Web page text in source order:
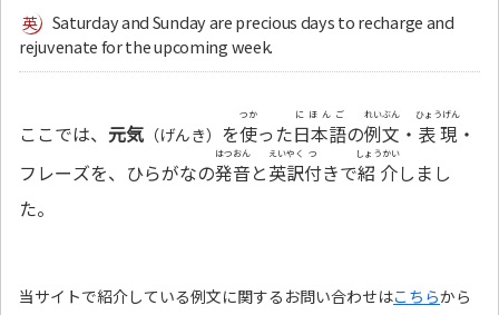
Saturday and Sunday are precious days to recharge and
rejuvenate for the upcoming week.
ここでは、 元気 （げんき） を使
つか
った日本語
にほんご
の例文
れいぶん
・ 表現
ひょうげん
・
フレーズを、ひらがなの発音
はつおん
と英訳
えいやく
付
つ
きで紹介
しょうかい
しまし
た。
当サイトで紹介している例文に関するお問い合わせはこちらから